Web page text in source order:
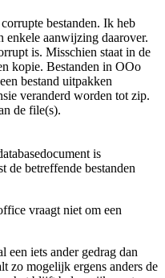
bestanden. Ik heb
enkele aanwijzing daarover.
is. Misschien staat in de
kopie. Bestanden in OOo
bestand uitpakken
veranderd worden tot zip.
de file(s).
is
de betreffende bestanden
vraagt niet om een
iets ander gedrag dan
zo mogelijk ergens anders de